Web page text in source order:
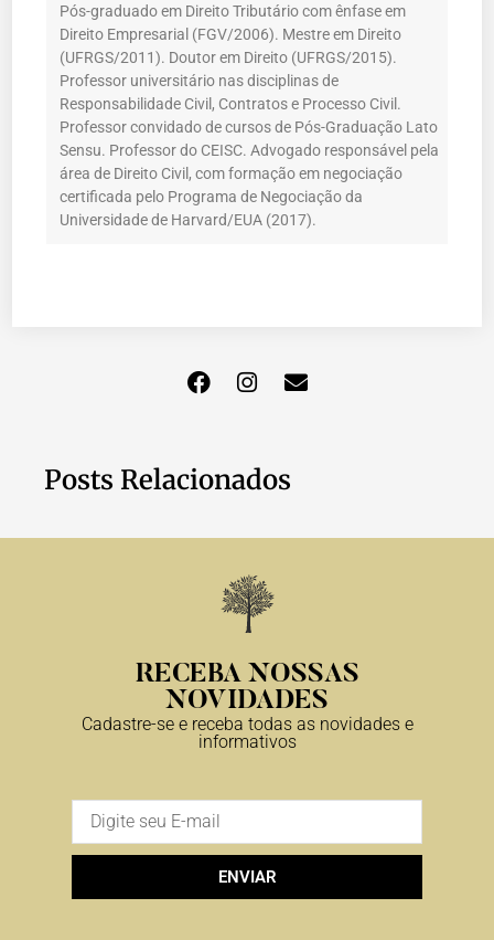
Pós-graduado em Direito Tributário com ênfase em
Direito Empresarial (FGV/2006). Mestre em Direito
(UFRGS/2011). Doutor em Direito (UFRGS/2015).
Professor universitário nas disciplinas de
Responsabilidade Civil, Contratos e Processo Civil.
Professor convidado de cursos de Pós-Graduação Lato
Sensu. Professor do CEISC. Advogado responsável pela
área de Direito Civil, com formação em negociação
certificada pelo Programa de Negociação da
Universidade de Harvard/EUA (2017).
Posts Relacionados
RECEBA NOSSAS
NOVIDADES
Cadastre-se e receba todas as novidades e
informativos
ENVIAR